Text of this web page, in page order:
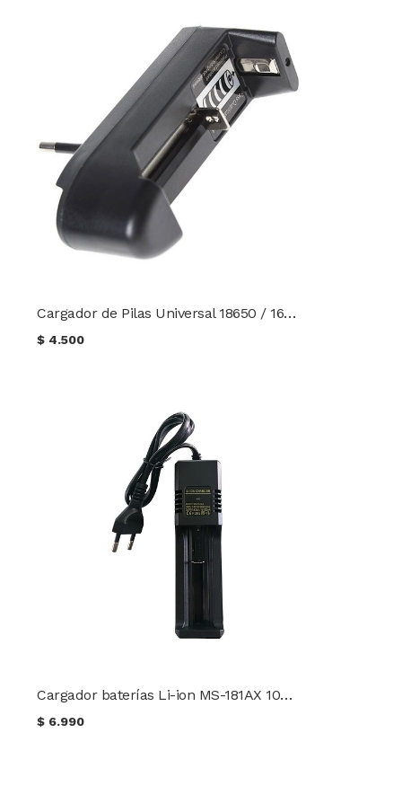
Cargador de Pilas Universal 18650 / 16340
$ 4.500
Cargador baterías Li-ion MS-181AX 1000 mA 18650 / 26650 / 14500 / 18500 / 16340
$ 6.990